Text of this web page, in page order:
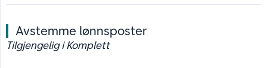
Avstemme lønnsposter
Tilgjengelig i Komplett